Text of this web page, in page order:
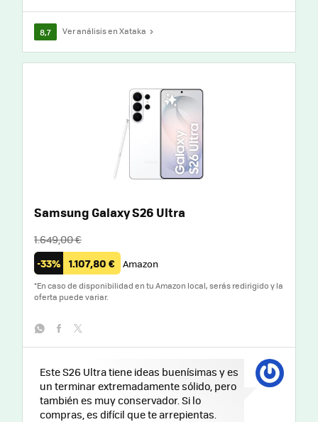
8,7 Ver análisis en Xataka
Samsung Galaxy S26 Ultra
1.649,00 €
-33% 1.107,80 € Amazon
*En caso de disponibilidad en tu Amazon local, serás redirigido y la
oferta puede variar.
Este S26 Ultra tiene ideas buenísimas y es
un terminar extremadamente sólido, pero
también es muy conservador. Si lo
compras, es difícil que te arrepientas.